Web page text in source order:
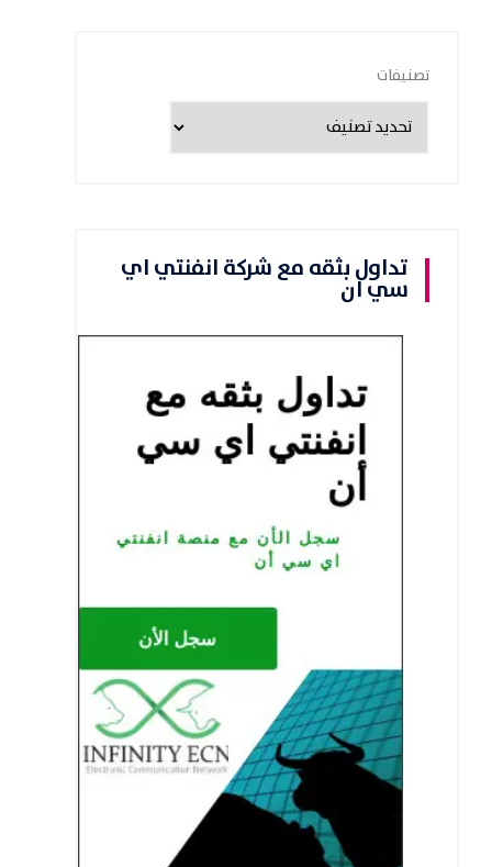
تصنيفات
تداول بثقه مع شركة انفنتي اي
سي ان